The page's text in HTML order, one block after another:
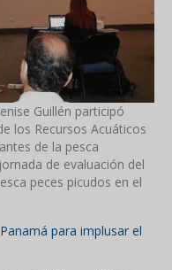
Guillén participó
los Recursos Acuáticos
de la pesca
de evaluación del
peces picudos en el
para implusar el